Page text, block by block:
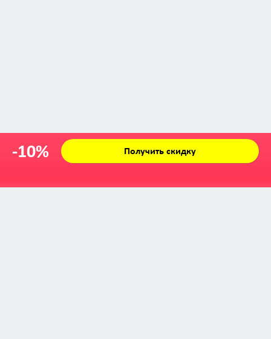
-10% Получить скидку